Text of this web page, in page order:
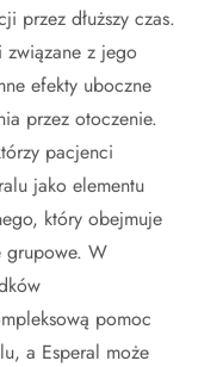
przez dłuższy czas.
związane z jego
efekty uboczne
przez otoczenie.
pacjenci
jako elementu
który obejmuje
grupowe. W
pomoc
a Esperal może